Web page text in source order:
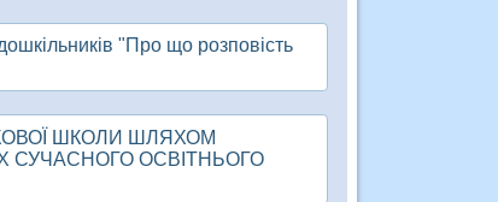
"Про що розповість
ШКОЛИ ШЛЯХОМ
СУЧАСНОГО ОСВІТНЬОГО